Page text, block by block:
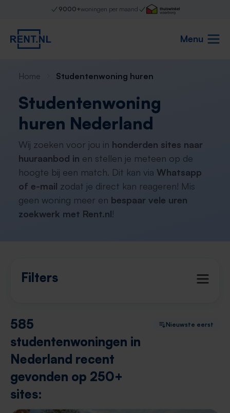
9000+woningen per maand
Menu
Home Studentenwoning huren
Studentenwoning
huren Nederland
Wij zoeken voor jou in honderden sites naar
huuraanbod in en stellen je meteen op de
hoogte bij een match. Dit kan via Whatsapp
of e-mail zodat je direct kan reageren! Mis
geen woning meer en bespaar vele uren
zoekwerk met Rent.nl!
Filters
585
studentenwoningen in
Nederland recent
gevonden op 250+
sites:
Nieuwste eerst